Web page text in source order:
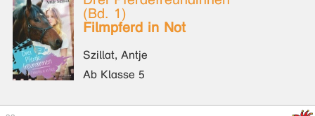
(Bd. 1)
Filmpferd in Not
Szillat, Antje
Ab Klasse 5